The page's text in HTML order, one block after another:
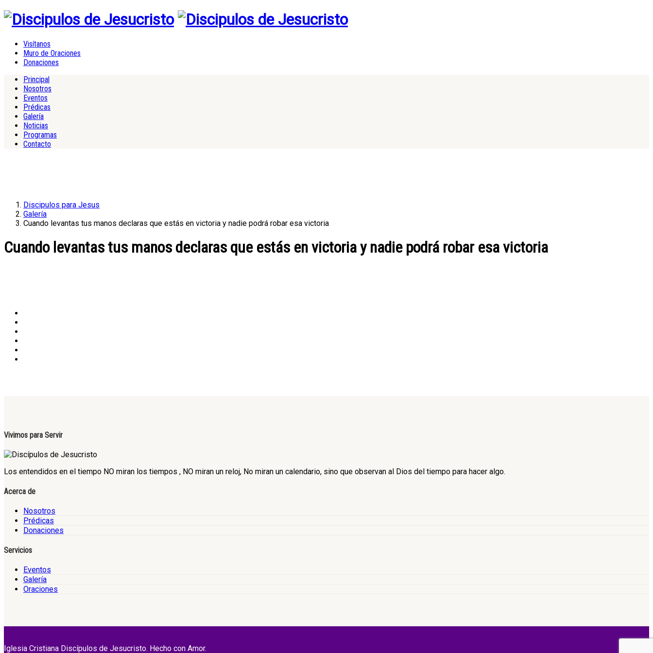
Visítanos
Muro de Oraciones
Donaciones
Principal
Nosotros
Eventos
Prédicas
Galería
Noticias
Programas
Contacto
Discipulos para Jesus
Galería
Cuando levantas tus manos declaras que estás en victoria y nadie podrá robar esa victoria
Cuando levantas tus manos declaras que estás en victoria y nadie podrá robar esa victoria
Vivimos para Servir
Los entendidos en el tiempo NO miran los tiempos , NO miran un reloj, No miran un calendario, sino que observan al Dios del tiempo para hacer algo.
Acerca de
Nosotros
Prédicas
Donaciones
Servicios
Eventos
Galería
Oraciones
Iglesia Cristiana Discípulos de Jesucristo. Hecho con Amor.